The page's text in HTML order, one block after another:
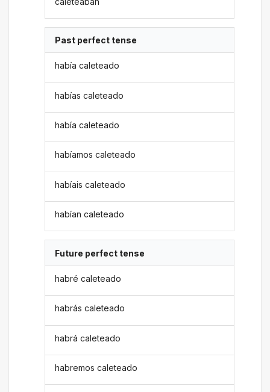
Past perfect tense
había caleteado
habías caleteado
había caleteado
habíamos caleteado
habíais caleteado
habían caleteado
Future perfect tense
habré caleteado
habrás caleteado
habrá caleteado
habremos caleteado